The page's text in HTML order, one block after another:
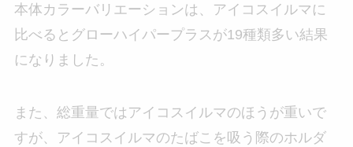
本体カラーバリエーションは、アイコスイルマに
比べるとグローハイパープラスが19種類多い結果
になりました。
また、総重量ではアイコスイルマのほうが重いで
すが、アイコスイルマのたばこを吸う際のホルダ